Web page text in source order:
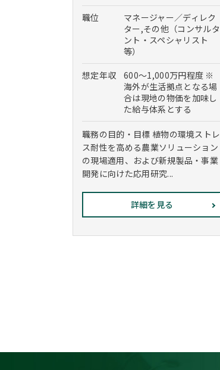
職位
マネージャー／ディレク
ター,その他（コンサルタ
ント・スペシャリスト
等）
想定年収
600～1,000万円程度 ※
海外が生活拠点となる場
合は現地の物価を加味し
た給与体系とする
職務の目的・目標 植物の環境ストレ
ス耐性を高める農業ソリューション
の現場適用、および新規製品・事業
開発に向けた応用研究...
詳細を見る